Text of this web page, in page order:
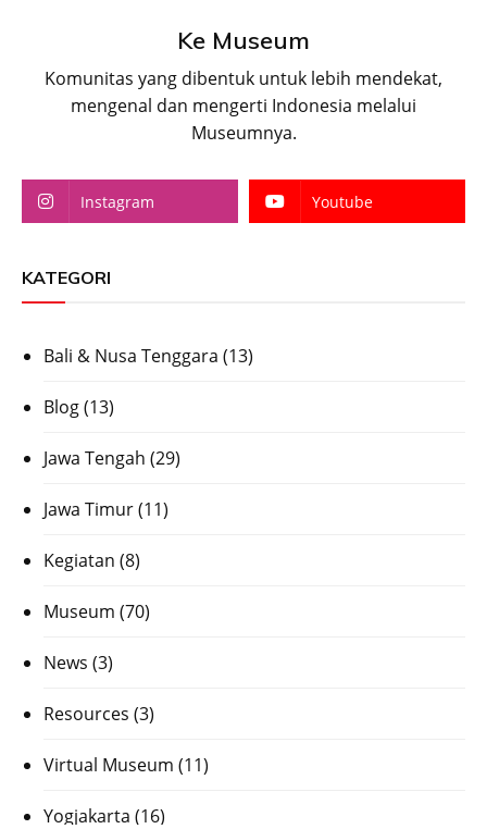
Ke Museum
Komunitas yang dibentuk untuk lebih mendekat,
mengenal dan mengerti Indonesia melalui
Museumnya.
Instagram Youtube
KATEGORI
Bali & Nusa Tenggara (13)
Blog(13)
Jawa Tengah (29)
Jawa Timur(11)
Kegiatan (8)
Museum (70)
News (3)
Resources (3)
Virtual Museum (11)
Yogjakarta (16)